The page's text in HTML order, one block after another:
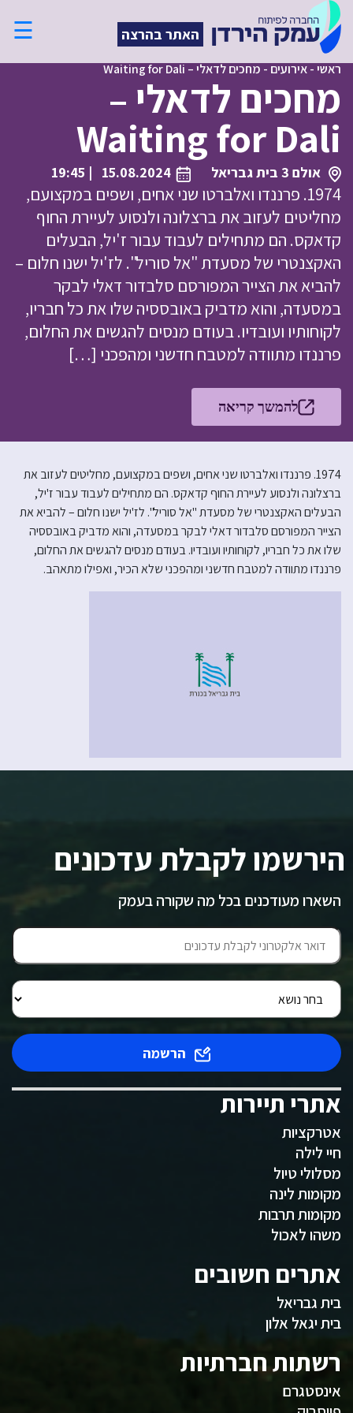
האתר בהרצה ☰
ראשי-אירועים - מחכים לדאלי – Waiting for Dali
מחכים לדאלי –
Waiting for Dali
אולם 3 בית גבריאל 15.08.2024
| 19:45
1974. פרננדו ואלברטו שני אחים, ושפים במקצועם,
מחליטים לעזוב את ברצלונה ולנסוע לעיירת החוף
קדאקס. הם מתחילים לעבוד עבור ז'יל, הבעלים
האקצנטרי של מסעדת "אל סוריל". לז'יל ישנו חלום –
להביא את הצייר המפורסם סלבדור דאלי לבקר
במסעדה, והוא מדביק באובססיה שלו את כל חבריו,
לקוחותיו ועובדיו. בעודם מנסים להגשים את החלום,
פרננדו מתוודה למטבח חדשני ומהפכני […]
להמשך קריאה
1974. פרננדו ואלברטו שני אחים, ושפים במקצועם, מחליטים לעזוב את
ברצלונה ולנסוע לעיירת החוף קדאקס. הם מתחילים לעבוד עבור ז'יל,
הבעלים האקצנטרי של מסעדת "אל סוריל". לז'יל ישנו חלום – להביא את
הצייר המפורסם סלבדור דאלי לבקר במסעדה, והוא מדביק באובססיה
שלו את כל חבריו, לקוחותיו ועובדיו. בעודם מנסים להגשים את החלום,
פרננדו מתוודה למטבח חדשני ומהפכני שלא הכיר, ואפילו מתאהב.
הירשמו לקבלת עדכונים
השארו מעודכנים בכל מה שקורה בעמק
הרשמה
אתרי תיירות
אטרקציות
חיי לילה
מסלולי טיול
מקומות לינה
מקומות תרבות
משהו לאכול
אתרים חשובים
בית גבריאל
בית יגאל אלון
רשתות חברתיות
אינסטגרם